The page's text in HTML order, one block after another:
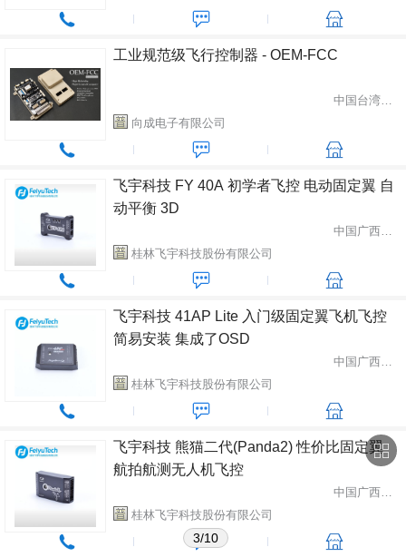
工业规范级飞行控制器 - OEM-FCC
中国台湾省台南市
向成电子有限公司
飞宇科技 FY 40A 初学者飞控 电动固定翼 自
动平衡 3D
中国广西桂林市
桂林飞宇科技股份有限公司
飞宇科技 41AP Lite 入门级固定翼飞机飞控
简易安装 集成了OSD
中国广西桂林市
桂林飞宇科技股份有限公司
飞宇科技 熊猫二代(Panda2) 性价比固定翼
航拍航测无人机飞控
中国广西桂林市
桂林飞宇科技股份有限公司
3/10